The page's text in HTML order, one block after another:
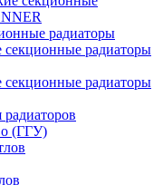
радиаторы
радиаторы
радиаторы
(ГГУ)